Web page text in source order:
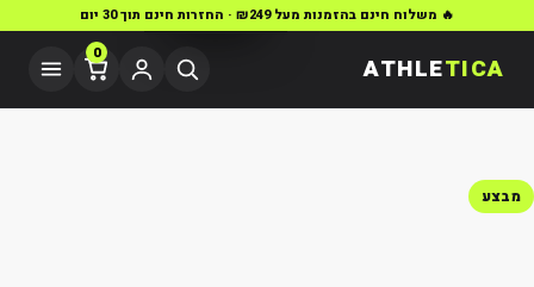
🔥 משלוח חינם בהזמנות מעל ₪249 · החזרות חינם תוך 30 יום
ATHLETICA
0